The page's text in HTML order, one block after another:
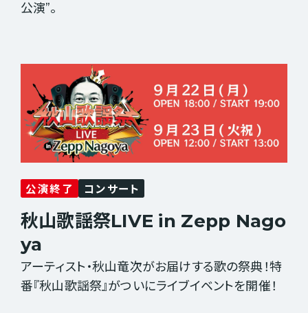
公演”。
公演終了 コンサート
秋山歌謡祭LIVE in Zepp Nago
ya
アーティスト・秋山竜次がお届けする歌の祭典！特
番『秋山歌謡祭』がついにライブイベントを開催！